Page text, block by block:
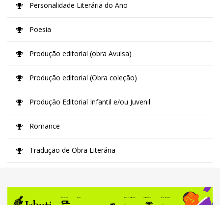
Personalidade Literária do Ano
Poesia
Produção editorial (obra Avulsa)
Produção editorial (Obra coleção)
Produção Editorial Infantil e/ou Juvenil
Romance
Tradução de Obra Literária